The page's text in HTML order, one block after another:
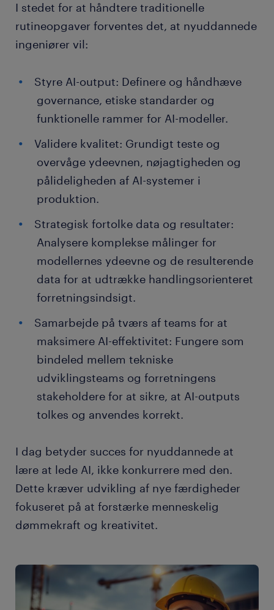
I stedet for at håndtere traditionelle
rutineopgaver forventes det, at nyuddannede
ingeniører vil:
Styre AI-output: Definere og håndhæve
governance, etiske standarder og
funktionelle rammer for AI-modeller.
Validere kvalitet: Grundigt teste og
overvåge ydeevnen, nøjagtigheden og
pålideligheden af AI-systemer i
produktion.
Strategisk fortolke data og resultater:
Analysere komplekse målinger for
modellernes ydeevne og de resulterende
data for at udtrække handlingsorienteret
forretningsindsigt.
Samarbejde på tværs af teams for at
maksimere AI-effektivitet: Fungere som
bindeled mellem tekniske
udviklingsteams og forretningens
stakeholdere for at sikre, at AI-outputs
tolkes og anvendes korrekt.
I dag betyder succes for nyuddannede at
lære at lede AI, ikke konkurrere med den.
Dette kræver udvikling af nye færdigheder
fokuseret på at forstærke menneskelig
dømmekraft og kreativitet.